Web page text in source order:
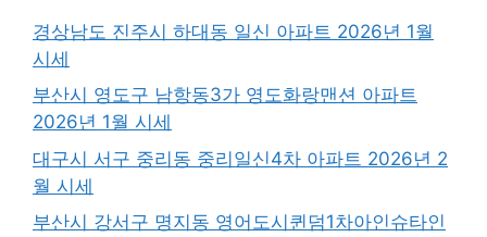
경상남도 진주시 하대동 일신 아파트 2026년 1월
시세
부산시 영도구 남항동3가 영도화랑맨션 아파트
2026년 1월 시세
대구시 서구 중리동 중리일신4차 아파트 2026년 2
월 시세
부산시 강서구 명지동 영어도시퀸덤1차아인슈타인